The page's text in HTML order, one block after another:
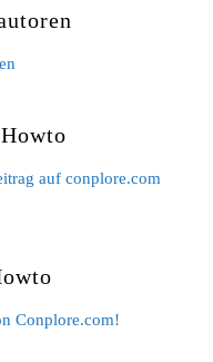
auf conplore.com
Conplore.com!